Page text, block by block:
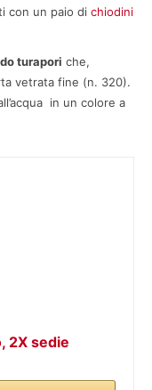
con un paio di chiodini
turapori che,
vetrata fine (n. 320).
in un colore a
2X sedie